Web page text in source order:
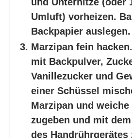
Umluft) vorheizen.
Backpapier auslegen.
Marzipan fein
mit Backpulver,
Vanillezucker und
einer Schüssel
Marzipan und
zugeben und mit
des Handrührgerätes